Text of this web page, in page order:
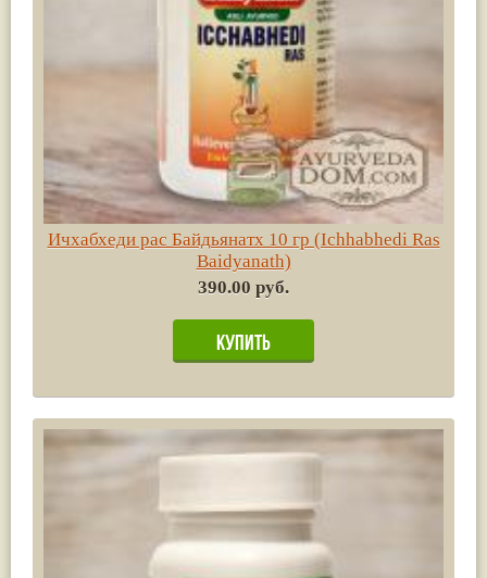
Ичхабхеди рас Байдьянатх 10 гр (Ichhabhedi Ras
Baidyanath)
390.00 руб.